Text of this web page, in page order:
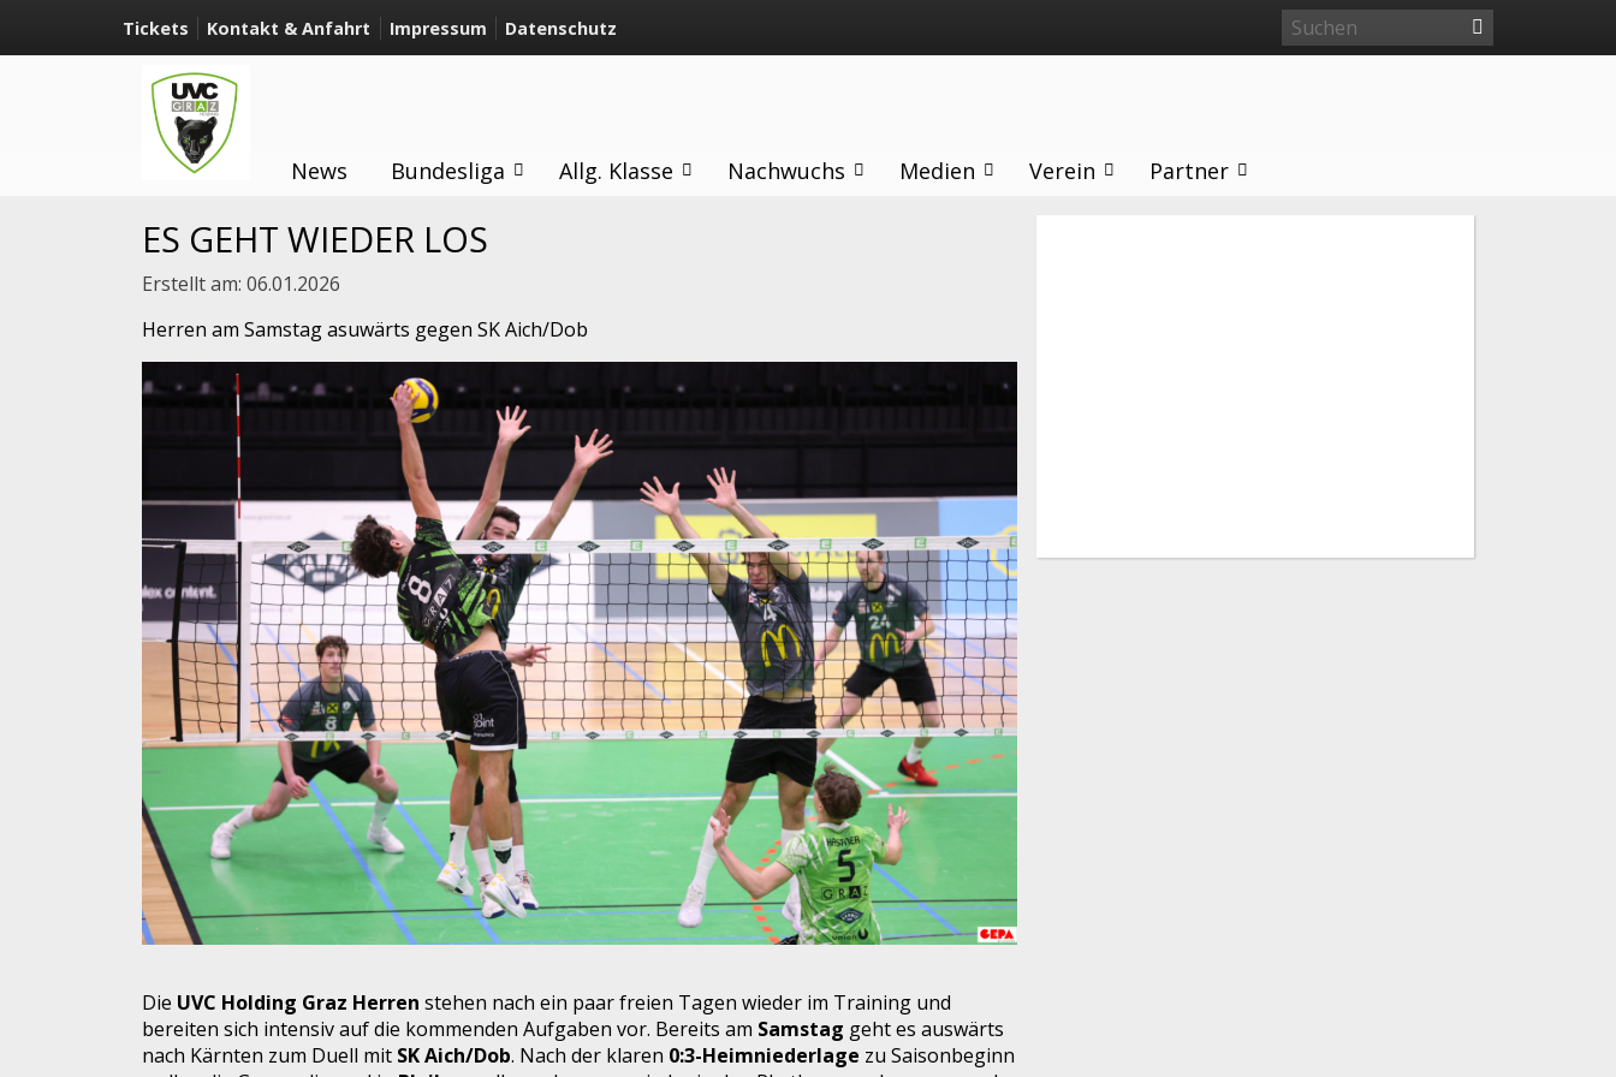
Tickets Kontakt & Anfahrt Impressum Datenschutz
News Bundesliga Allg. Klasse Nachwuchs Medien Verein Partner
ES GEHT WIEDER LOS
Erstellt am: 06.01.2026
Herren am Samstag asuwärts gegen SK Aich/Dob
Die UVC Holding Graz Herren stehen nach ein paar freien Tagen wieder im Training und
bereiten sich intensiv auf die kommenden Aufgaben vor. Bereits am Samstag geht es auswärts
nach Kärnten zum Duell mit SK Aich/Dob. Nach der klaren 0:3-Heimniederlage zu Saisonbeginn